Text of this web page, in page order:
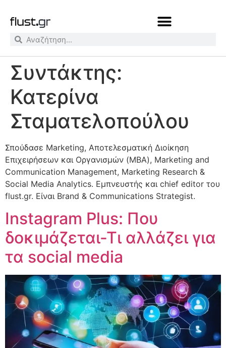
Συντάκτης:
Κατερίνα
Σταματελοπούλου
Σπούδασε Marketing, Αποτελεσματική Διοίκηση
Επιχειρήσεων και Οργανισμών (MBA), Marketing and
Communication Management, Marketing Research &
Social Media Analytics. Εμπνευστής και chief editor του
flust.gr. Είναι Brand & Communications Strategist.
Instagram Plus: Που
δοκιμάζεται-Τι αλλάζει για
τα social media